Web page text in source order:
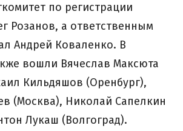
по регистрации
Розанов, а ответственным
Андрей Коваленко. В
вошли Вячеслав Максюта
Кильдяшов (Оренбург),
(Москва), Николай Сапелкин
Лукаш (Волгоград).